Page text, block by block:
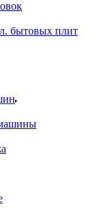
бытовых плит